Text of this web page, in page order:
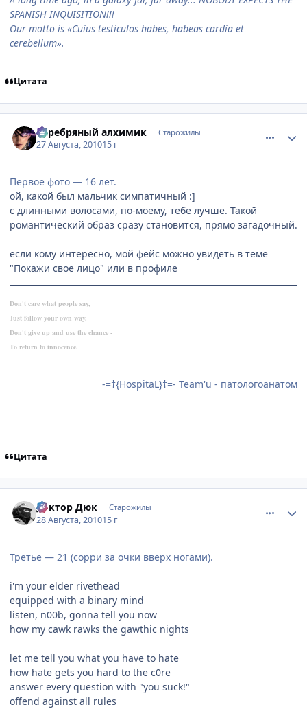
SPANISH INQUISITION!!!
Our motto is «Cuius testiculos habes, habeas cardia et
cerebellum».
Цитата
Серебряный алхимик Старожилы
27 Августа, 201015 г
Первое фото — 16 лет.
ой, какой был мальчик симпатичный :]
с длинными волосами, по-моему, тебе лучше. Такой
романтический образ сразу становится, прямо загадочный.
если кому интересно, мой фейс можно увидеть в теме
"Покажи свое лицо" или в профиле
Don't care what people say,
Just follow your own way.
Don't give up and use the chance -
To return to innocence.
-=†{HospitaL}†=- Team'u - патологоанатом
Цитата
доктор Дюк Старожилы
28 Августа, 201015 г
Третье — 21 (сорри за очки вверх ногами).
i'm your elder rivethead
equipped with a binary mind
listen, n00b, gonna tell you now
how my cawk rawks the gawthic nights
let me tell you what you have to hate
how hate gets you hard to the c0re
answer every question with "you suck!"
offend against all rules